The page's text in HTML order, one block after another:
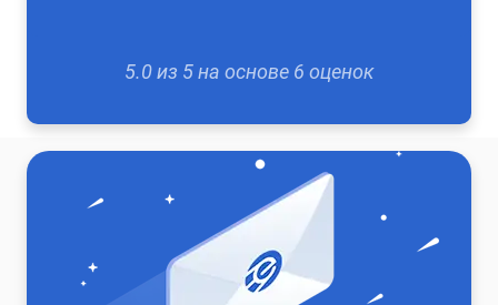
5.0из 5на основе 6 оценок